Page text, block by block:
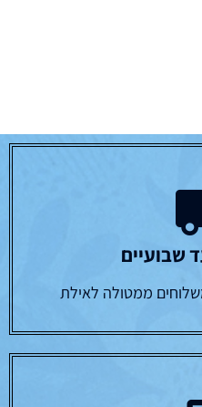
שבועיים
ממטולה לאילת